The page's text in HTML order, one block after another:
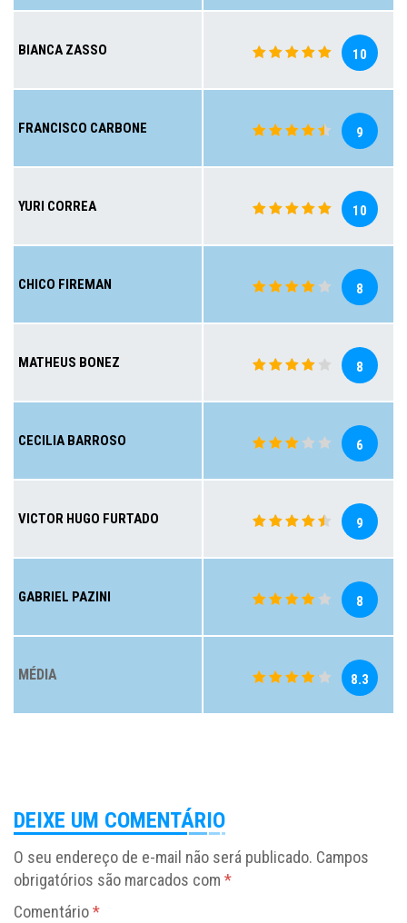
BIANCA ZASSO 10
FRANCISCO CARBONE 9
YURI CORREA 10
CHICO FIREMAN 8
MATHEUS BONEZ 8
CECILIA BARROSO 6
VICTOR HUGO FURTADO 9
GABRIEL PAZINI 8
MÉDIA 8.3
DEIXE UM COMENTÁRIO
O seu endereço de e-mail não será publicado. Campos
obrigatórios são marcados com *
Comentário*